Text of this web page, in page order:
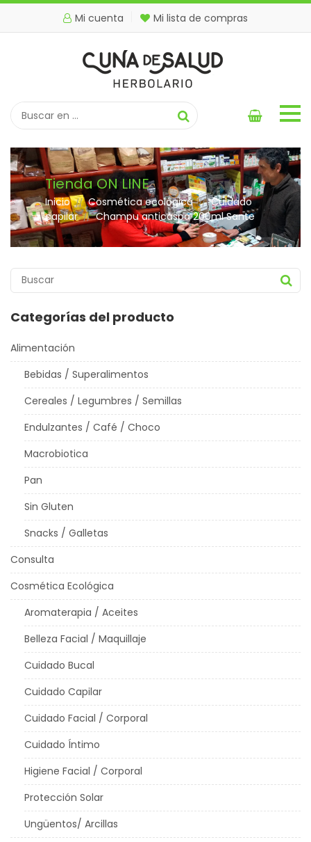
Mi cuenta Mi lista de compras
Tienda ON LINE
Inicio // Cosmética ecológica // Cuidado
capilar // Champu anticaspa 200ml Sante
Categorías del producto
Alimentación
Bebidas / Superalimentos
Cereales / Legumbres / Semillas
Endulzantes / Café / Choco
Macrobiotica
Pan
Sin Gluten
Snacks / Galletas
Consulta
Cosmética Ecológica
Aromaterapia / Aceites
Belleza Facial / Maquillaje
Cuidado Bucal
Cuidado Capilar
Cuidado Facial / Corporal
Cuidado Íntimo
Higiene Facial / Corporal
Protección Solar
Ungüentos/ Arcillas